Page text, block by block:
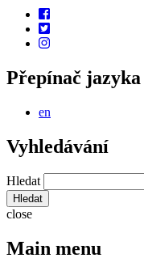
Přepínač jazyka
en
Vyhledávání
Hledat
close
Main menu